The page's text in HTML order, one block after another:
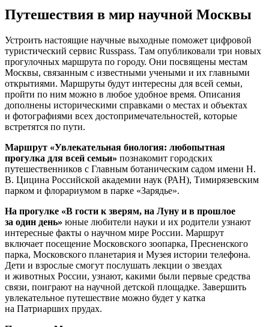
Путешествия в мир научной Москвы
Устроить настоящие научные выходные поможет цифровой
туристический сервис Russpass. Там опубликовали три новых
прогулочных маршрута по городу. Они посвящены местам
Москвы, связанным с известными учеными и их главными
открытиями. Маршруты будут интересны для всей семьи,
пройти по ним можно в любое удобное время. Описания
дополнены историческими справками о местах и объектах
и фотографиями всех достопримечательностей, которые
встретятся по пути.
Маршрут «Увлекательная биология: любопытная
прогулка для всей семьи» познакомит городских
путешественников с Главным ботаническим садом имени Н.
В. Цицина Российской академии наук (РАН), Тимирязевским
парком и флорариумом в парке «Зарядье».
На прогулке «В гости к зверям, на Луну и в прошлое
за один день» юные любители науки и их родители узнают
интересные факты о научном мире России. Маршрут
включает посещение Московского зоопарка, Пресненского
парка, Московского планетария и Музея истории телефона.
Дети и взрослые смогут послушать лекции о звездах
и животных России, узнают, какими были первые средства
связи, поиграют на научной детской площадке. Завершить
увлекательное путешествие можно будет у катка
на Патриарших прудах.